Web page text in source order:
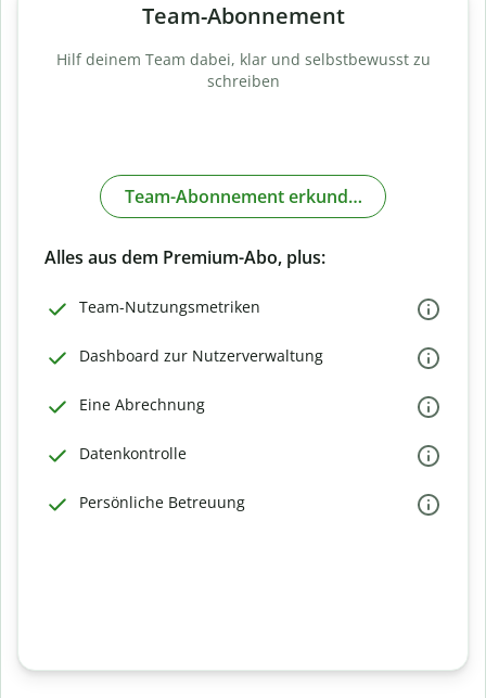
Team-Abonnement
Hilf deinem Team dabei, klar und selbstbewusst zu
schreiben
Team-Abonnement erkunden
Alles aus dem Premium-Abo, plus:
Team-Nutzungsmetriken
Dashboard zur Nutzerverwaltung
Eine Abrechnung
Datenkontrolle
Persönliche Betreuung